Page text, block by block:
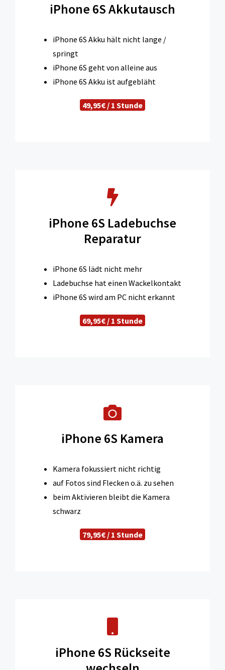
iPhone 6S Akkutausch
iPhone 6S Akku hält nicht lange /
springt
iPhone 6S geht von alleine aus
iPhone 6S Akku ist aufgebläht
49,95€ / 1 Stunde
iPhone 6S Ladebuchse
Reparatur
iPhone 6S lädt nicht mehr
Ladebuchse hat einen Wackelkontakt
iPhone 6S wird am PC nicht erkannt
69,95€ / 1 Stunde
iPhone 6S Kamera
Kamera fokussiert nicht richtig
auf Fotos sind Flecken o.ä. zu sehen
beim Aktivieren bleibt die Kamera
schwarz
79,95€ / 1 Stunde
iPhone 6S Rückseite